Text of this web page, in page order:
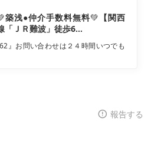
築浅●仲介手数料無料💚 【関西
「ＪＲ難波」徒歩6…
』お問い合わせは２４時間いつでも
報告する